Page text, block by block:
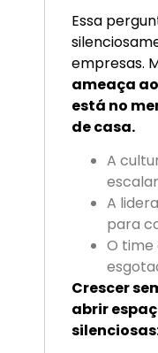
Essa
empresas.
ameaça
está no
de casa.
A
A
para
O time
Crescer
abrir